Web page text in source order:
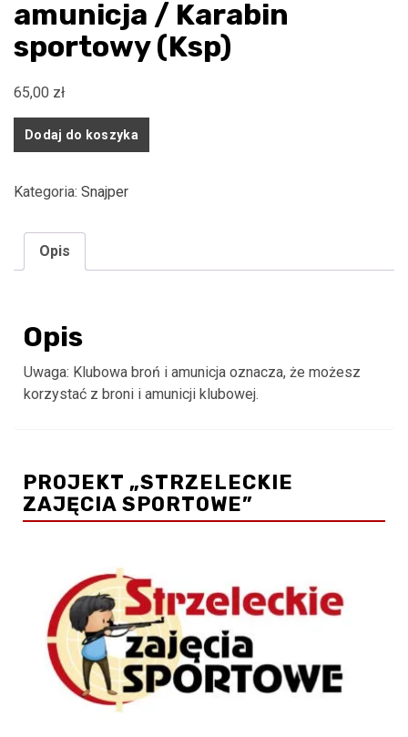
amunicja / Karabin
sportowy (Ksp)
65,00 zł
ilość
Snajper
Klubowa
amunicja
sportowy
(Ksp)
Dodaj do koszyka
Kategoria: Snajper
Opis
Opis
Uwaga: Klubowa broń i amunicja oznacza, że możesz
korzystać z broni i amunicji klubowej.
PROJEKT „STRZELECKIE
ZAJĘCIA SPORTOWE”